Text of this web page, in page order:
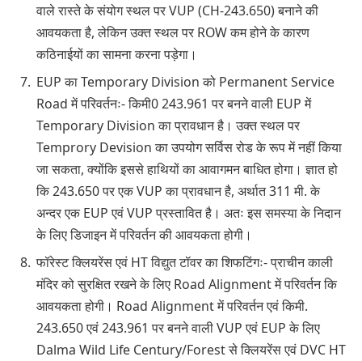
वाले रास्ते के संयोग स्थल पर VUP (CH-243.650) बनाने की
आवयकता है, लेकिन उक्त स्थल पर ROW कम होने के कारण
कठिनाईयों का सामना करना पड़ेगा।
EUP का Temporary Division को Permanent Service
Road में परिवर्तनः- किमी0 243.961 पर बनने वाली EUP में
Temporary Division का प्रावधान है। उक्त स्थल पर
Temprory Devision का उपयोग सर्विस रोड के रूप में नहीं किया
जा सकता, क्योंकि इससे हाथियों का आवागमन बाधित होगा। ज्ञात हो
कि 243.650 पर एक VUP का प्रावधान है, अर्थात 311 मी. के
अन्दर एक EUP एवं VUP प्रस्तावित है। अतः इस समस्या के निदान
के लिए डिजाइन में परिवर्तन की आवयकता होगी।
फॉरेस्ट क्लियरेंस एवं HT विद्युत टॉवर का शिफटिंगः- प्राचीन काली
मंदिर को सुरक्षित रखने के लिए Road Alignment में परिवर्तन कि
आवयकता होगी। Road Alignment में परिवर्तन एवं किमी.
243.650 एवं 243.961 पर बनने वाली VUP एवं EUP के लिए
Dalma Wild Life Century/Forest से क्लियरेंस एवं DVC HT